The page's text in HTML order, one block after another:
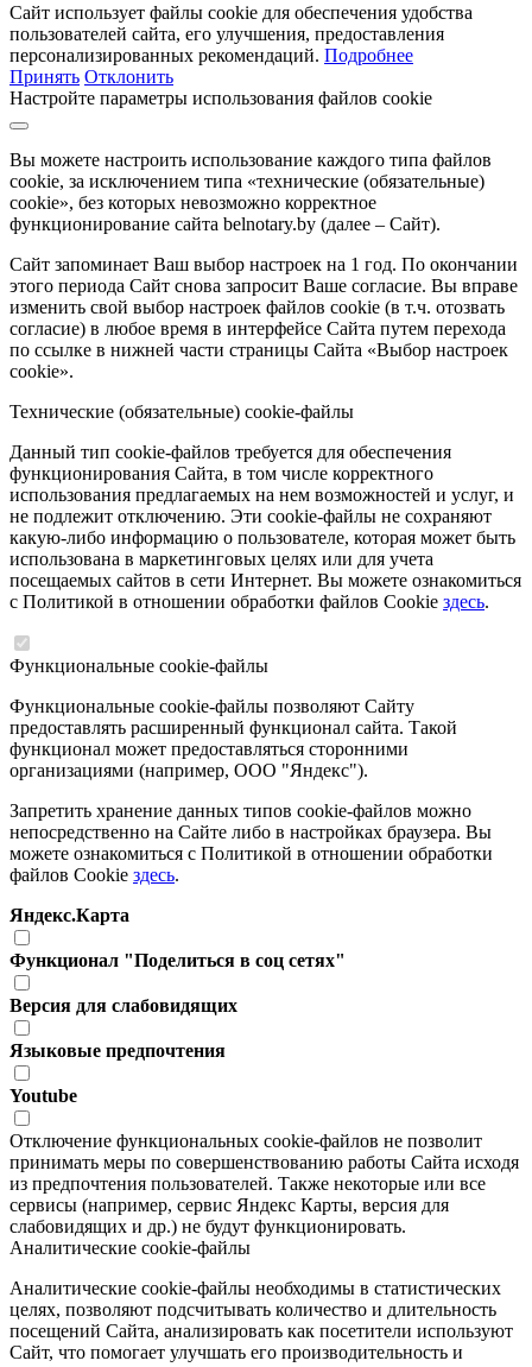
Сайт использует файлы cookie для обеспечения удобства
пользователей сайта, его улучшения, предоставления
персонализированных рекомендаций. Подробнее
Принять Отклонить
Настройте параметры использования файлов cookie
Вы можете настроить использование каждого типа файлов
cookie, за исключением типа «технические (обязательные)
cookie», без которых невозможно корректное
функционирование сайта belnotary.by (далее – Сайт).
Сайт запоминает Ваш выбор настроек на 1 год. По окончании
этого периода Сайт снова запросит Ваше согласие. Вы вправе
изменить свой выбор настроек файлов cookie (в т.ч. отозвать
согласие) в любое время в интерфейсе Сайта путем перехода
по ссылке в нижней части страницы Сайта «Выбор настроек
cookie».
Технические (обязательные) cookie-файлы
Данный тип cookie-файлов требуется для обеспечения
функционирования Сайта, в том числе корректного
использования предлагаемых на нем возможностей и услуг, и
не подлежит отключению. Эти cookie-файлы не сохраняют
какую-либо информацию о пользователе, которая может быть
использована в маркетинговых целях или для учета
посещаемых сайтов в сети Интернет. Вы можете ознакомиться
с Политикой в отношении обработки файлов Cookie здесь.
Функциональные cookie-файлы
Функциональные cookie-файлы позволяют Сайту
предоставлять расширенный функционал сайта. Такой
функционал может предоставляться сторонними
организациями (например, ООО "Яндекс").
Запретить хранение данных типов cookie-файлов можно
непосредственно на Сайте либо в настройках браузера. Вы
можете ознакомиться с Политикой в отношении обработки
файлов Cookie здесь.
Яндекс.Карта
Функционал "Поделиться в соц сетях"
Версия для слабовидящих
Языковые предпочтения
Youtube
Отключение функциональных cookie-файлов не позволит
принимать меры по совершенствованию работы Сайта исходя
из предпочтения пользователей. Также некоторые или все
сервисы (например, сервис Яндекс Карты, версия для
слабовидящих и др.) не будут функционировать.
Аналитические cookie-файлы
Аналитические cookie-файлы необходимы в статистических
целях, позволяют подсчитывать количество и длительность
посещений Сайта, анализировать как посетители используют
Сайт, что помогает улучшать его производительность и